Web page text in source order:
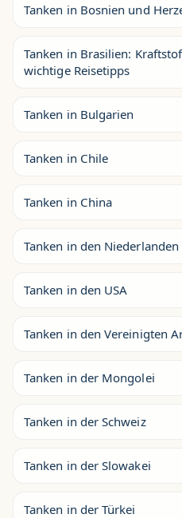
Tanken in Bosnien und
Tanken in Brasilien:
wichtige Reisetipps
Tanken in Bulgarien
Tanken in Chile
Tanken in China
Tanken in den Niederlanden
Tanken in den USA
Tanken in den Vereinigten
Tanken in der Mongolei
Tanken in der Schweiz
Tanken in der Slowakei
Tanken in der Türkei